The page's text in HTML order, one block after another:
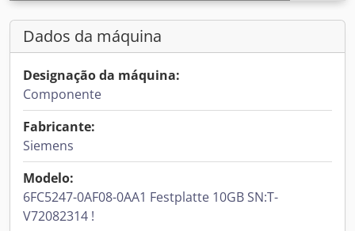
Dados da máquina
Designação da máquina:
Componente
Fabricante:
Siemens
Modelo:
6FC5247-0AF08-0AA1 Festplatte 10GB SN:T-
V72082314 !